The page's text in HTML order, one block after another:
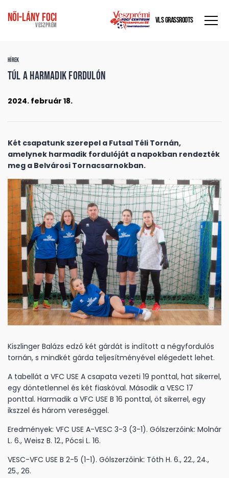
Női-Lány foci
VESZPRÉM
VLS GRASSROOTS
HÍREK
Túl a harmadik fordulón
2024. február 18.
Két csapatunk szerepel a Futsal Téli Tornán,
amelynek harmadik fordulóját a napokban rendezték
meg a Belvárosi Tornacsarnokban.
Kiszlinger Balázs edző két gárdát is indított a négyfordulós
tornán, s mindkét gárda teljesítményével elégedett lehet.
A tabellát a VFC USE A csapata vezeti 19 ponttal, hat sikerrel,
egy döntetlennel és két fiaskóval. Második a VESC 17
ponttal. Harmadik a VFC USE B 16 ponttal, öt sikerrel, egy
ikszzel és három vereséggel.
Eredmények: VFC USE A-VESC 3-3 (3-1). Gólszerzőink: Molnár
L. 6., Weisz B. 12., Pócsi L. 16.
VESC-VFC USE B 2-5 (1-1). Gólszerzőink: Tóth H. 6., 22., 24.,
25., 26.